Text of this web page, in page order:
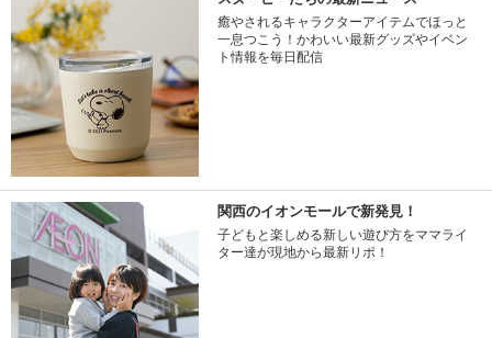
癒やされるキャラクターアイテムでほっと
一息つこう！かわいい最新グッズやイベン
ト情報を毎日配信
関西のイオンモールで新発見！
子どもと楽しめる新しい遊び方をママライ
ター達が現地から最新リポ！